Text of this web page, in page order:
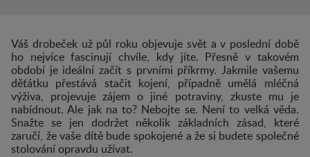
Váš drobeček už půl roku objevuje svět a v poslední době
ho nejvíce fascinují chvíle, kdy jíte. Přesně v takovém
období je ideální začít s prvními příkrmy. Jakmile vašemu
děťátku přestává stačit kojení, případně umělá mléčná
výživa, projevuje zájem o jiné potraviny, zkuste mu je
nabídnout. Ale jak na to? Nebojte se. Není to velká věda.
Snažte se jen dodržet několik základních zásad, které
zaručí, že vaše dítě bude spokojené a že si budete společné
stolování opravdu užívat.